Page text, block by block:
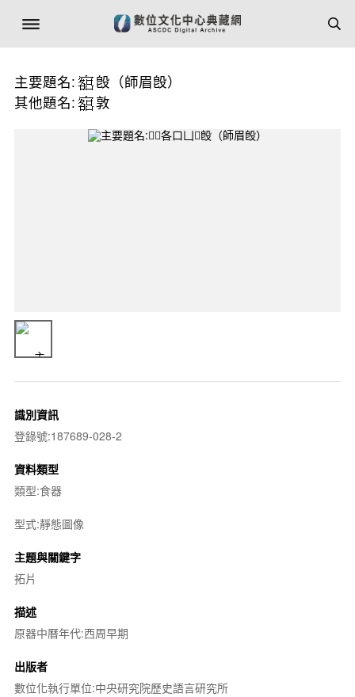
主要題名:
𣪘（師眉𣪘）
其他題名:
敦
識別資訊
登錄號:187689-028-2
資料類型
類型:食器
型式:靜態圖像
主題與關鍵字
拓片
描述
原器中曆年代:西周早期
出版者
數位化執行單位:中央研究院歷史語言研究所